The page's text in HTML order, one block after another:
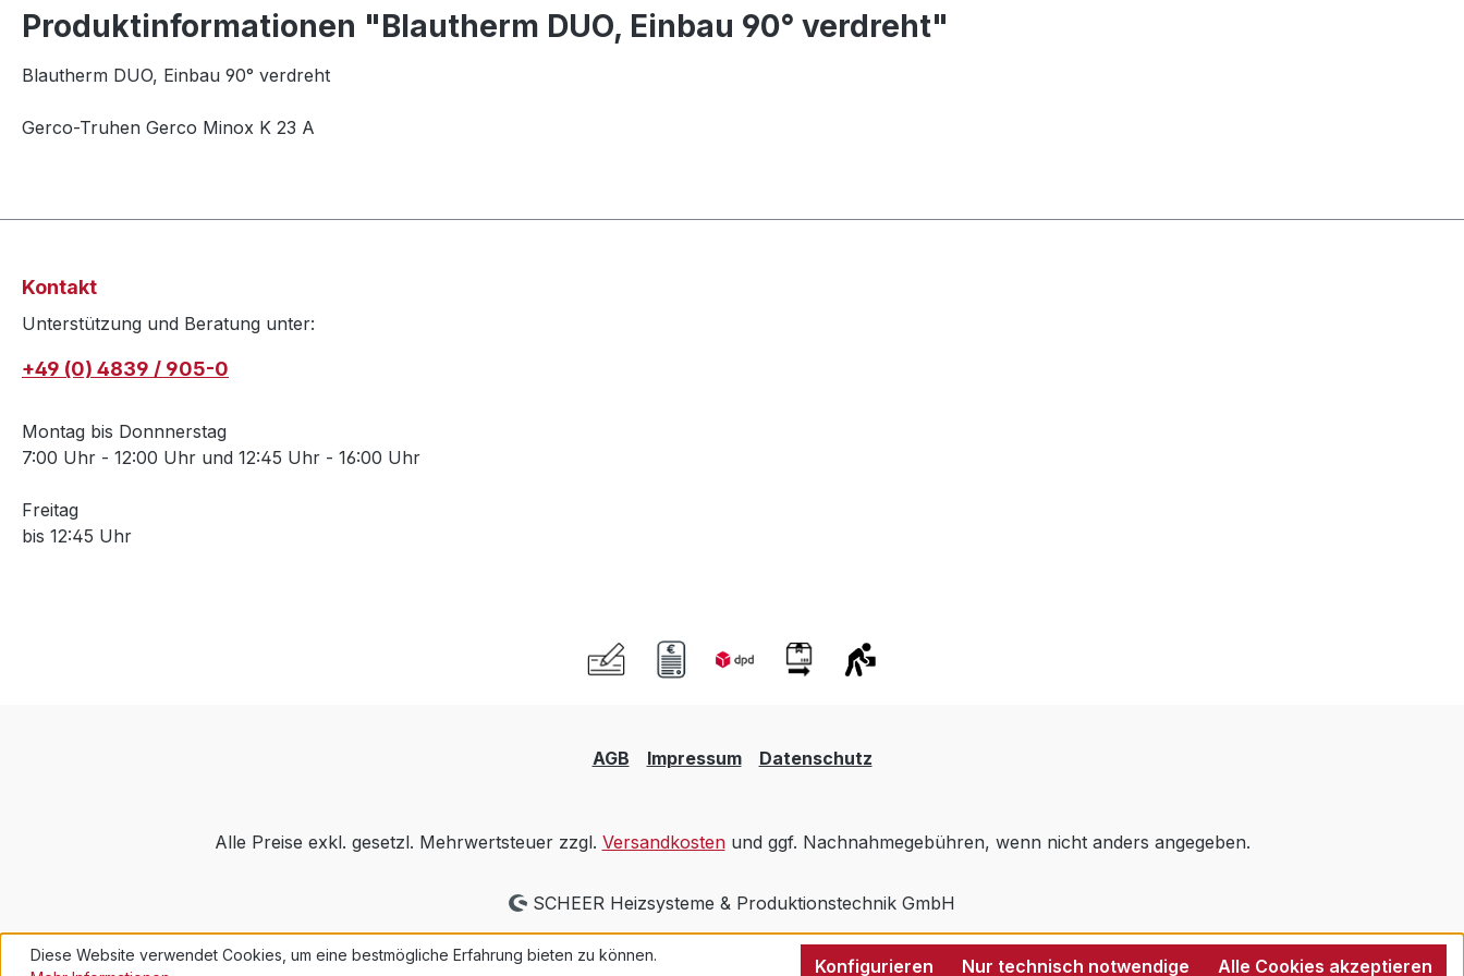
Produktinformationen "Blautherm DUO, Einbau 90° verdreht"
Blautherm DUO, Einbau 90° verdreht
Gerco-Truhen Gerco Minox K 23 A
Kontakt
Unterstützung und Beratung unter:
+49 (0) 4839 / 905-0
Montag bis Donnnerstag
7:00 Uhr - 12:00 Uhr und 12:45 Uhr - 16:00 Uhr
Freitag
bis 12:45 Uhr
AGB Impressum Datenschutz
Alle Preise exkl. gesetzl. Mehrwertsteuer zzgl. Versandkostenund ggf. Nachnahmegebühren, wenn nicht anders angegeben.
SCHEER Heizsysteme & Produktionstechnik GmbH
Diese Website verwendet Cookies, um eine bestmögliche Erfahrung bieten zu können.
Nur technisch notwendige
Konfigurieren Alle Cookies akzeptieren